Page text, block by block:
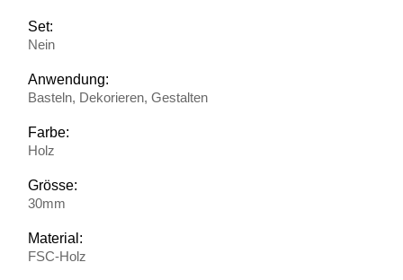
Set:
Nein
Anwendung:
Basteln, Dekorieren, Gestalten
Farbe:
Holz
Grösse:
30mm
Material:
FSC-Holz